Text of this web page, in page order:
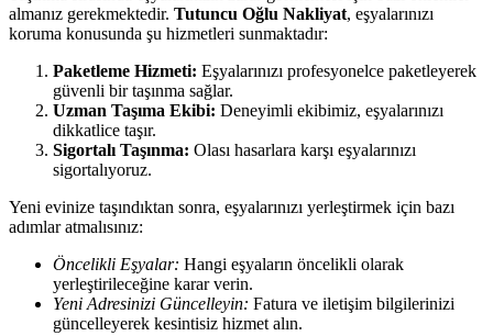
almanız gerekmektedir. Tutuncu Oğlu Nakliyat, eşyalarınızı
koruma konusunda şu hizmetleri sunmaktadır:
Paketleme Hizmeti: Eşyalarınızı profesyonelce paketleyerek
güvenli bir taşınma sağlar.
Uzman Taşıma Ekibi: Deneyimli ekibimiz, eşyalarınızı
dikkatlice taşır.
Sigortalı Taşınma: Olası hasarlara karşı eşyalarınızı
sigortalıyoruz.
Yeni evinize taşındıktan sonra, eşyalarınızı yerleştirmek için bazı
adımlar atmalısınız:
Öncelikli Eşyalar: Hangi eşyaların öncelikli olarak
yerleştirileceğine karar verin.
Yeni Adresinizi Güncelleyin: Fatura ve iletişim bilgilerinizi
güncelleyerek kesintisiz hizmet alın.